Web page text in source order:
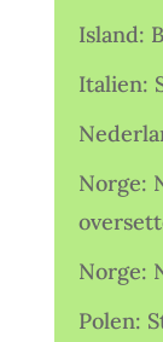
Island:
Italien:
Norge:
Norge:
Polen: